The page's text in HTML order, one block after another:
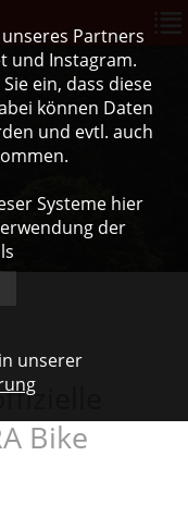
Bike
Partners
und Instagram.
ein, dass diese
können Daten
und evtl. auch
Systeme hier
der
unserer